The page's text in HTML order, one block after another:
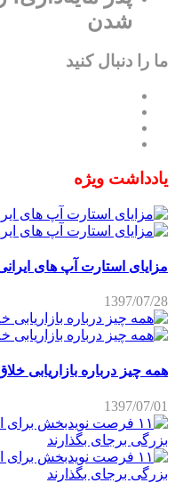
شدن
ما را دنبال کنید
یادداشت ویژه
مزایای استارت آپ های
1397/07/28
همه چیز درباره بازاریابی
1397/07/01